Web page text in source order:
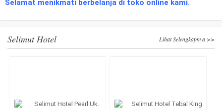
Selamat menikmati berbelanja di toko online kami.
Selimut Hotel Lihat Selengkapnya >>